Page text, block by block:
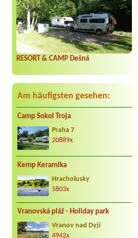
RESORT & CAMP Dešná
Am häufigsten gesehen:
Camp Sokol Troja
Praha 7
20889x
Kemp Keramika
Hracholusky
5803x
Vranovská pláž - Holiday park
Vranov nad Dyjí
4942x